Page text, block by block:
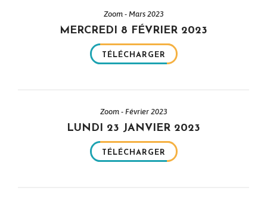
Zoom - Mars 2023
MERCREDI 8 FÉVRIER 2023
TÉLÉCHARGER
Zoom - Février 2023
LUNDI 23 JANVIER 2023
TÉLÉCHARGER